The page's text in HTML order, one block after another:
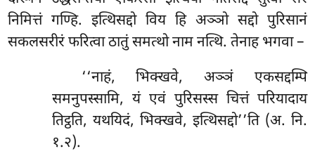
निमित्तं गण्हि. इत्थिसद्दो विय हि अञ्ञो सद्दो पुरिसानं
सकलसरीरं फरित्वा ठातुं समत्थो नाम नत्थि. तेनाह भगवा –
‘‘नाहं, भिक्खवे, अञ्ञं एकसद्दम्पि
समनुपस्सामि, यं एवं पुरिसस्स चित्तं परियादाय
तिट्ठति, यथयिदं, भिक्खवे, इत्थिसद्दो’’ति (अ. नि.
१.२).